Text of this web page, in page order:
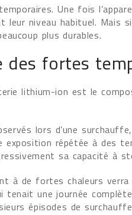
Une fois
leur niveau habituel. Mais
plus durables.
des fortes
lithium-ion est le
lors d’une
répétée à des
sa capacité à
à de fortes chaleurs
une journée
épisodes de